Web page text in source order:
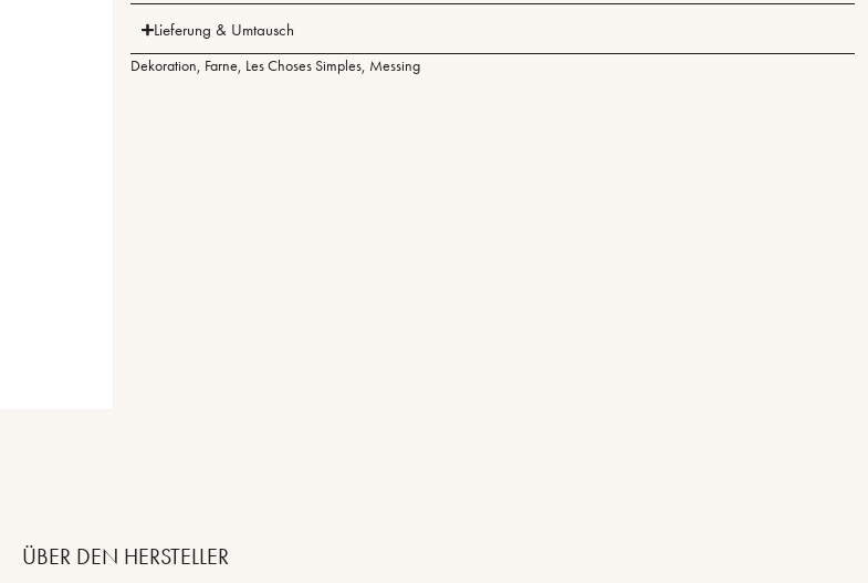
Lieferung & Umtausch
Dekoration, Farne, Les Choses Simples, Messing
ÜBER DEN HERSTELLER